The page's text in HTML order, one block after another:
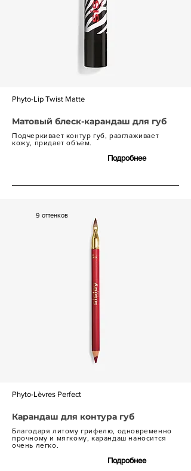
Phyto-Lip Twist Matte
Матовый блеск-карандаш для губ
Подчеркивает контур губ, разглаживает
кожу, придает объем.
Подробнее
9 оттенков
Phyto-Lèvres Perfect
Карандаш для контура губ
Благодаря литому грифелю, одновременно
прочному и мягкому, карандаш наносится
очень легко.
Подробнее